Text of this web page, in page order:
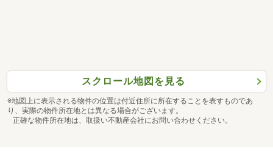
スクロール地図を見る
※地図上に表示される物件の位置は付近住所に所在することを表すものであ
り、実際の物件所在地とは異なる場合がございます。
正確な物件所在地は、取扱い不動産会社にお問い合わせください。